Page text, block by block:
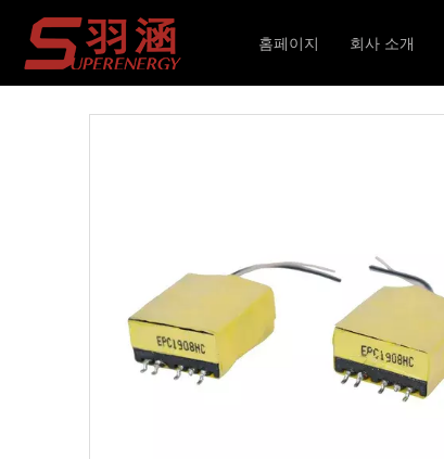
홈페이지 회사 소개
현재 위치: 홈페이지